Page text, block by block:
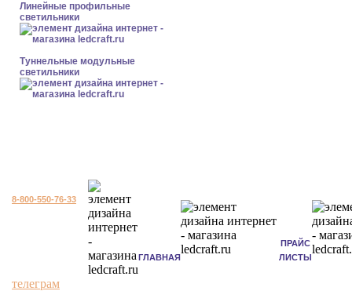
Линейные профильные
светильники
Туннельные модульные
светильники
8-800-550-76-33
ГЛАВНАЯ
ПРАЙС
ЛИСТЫ
телеграм